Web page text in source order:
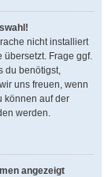
nicht installiert
Frage ggf.
du benötigst,
uns freuen, wenn
können auf der
werden.
angezeigt